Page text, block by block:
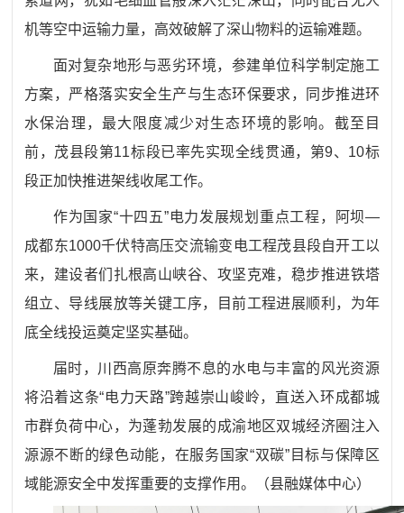
机等空中运输力量，高效破解了深山物料的运输难题。
面对复杂地形与恶劣环境，参建单位科学制定施工
方案，严格落实安全生产与生态环保要求，同步推进环
水保治理，最大限度减少对生态环境的影响。截至目
前，茂县段第11标段已率先实现全线贯通，第9、10标
段正加快推进架线收尾工作。
作为国家“十四五”电力发展规划重点工程，阿坝—
成都东1000千伏特高压交流输变电工程茂县段自开工以
来，建设者们扎根高山峡谷、攻坚克难，稳步推进铁塔
组立、导线展放等关键工序，目前工程进展顺利，为年
底全线投运奠定坚实基础。
届时，川西高原奔腾不息的水电与丰富的风光资源
将沿着这条“电力天路”跨越崇山峻岭，直送入环成都城
市群负荷中心，为蓬勃发展的成渝地区双城经济圈注入
源源不断的绿色动能，在服务国家“双碳”目标与保障区
域能源安全中发挥重要的支撑作用。
（县融媒体中心）